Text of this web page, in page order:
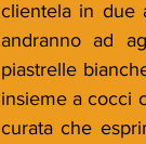
clientela in due
andranno ad
piastrelle
insieme a cocci
curata che